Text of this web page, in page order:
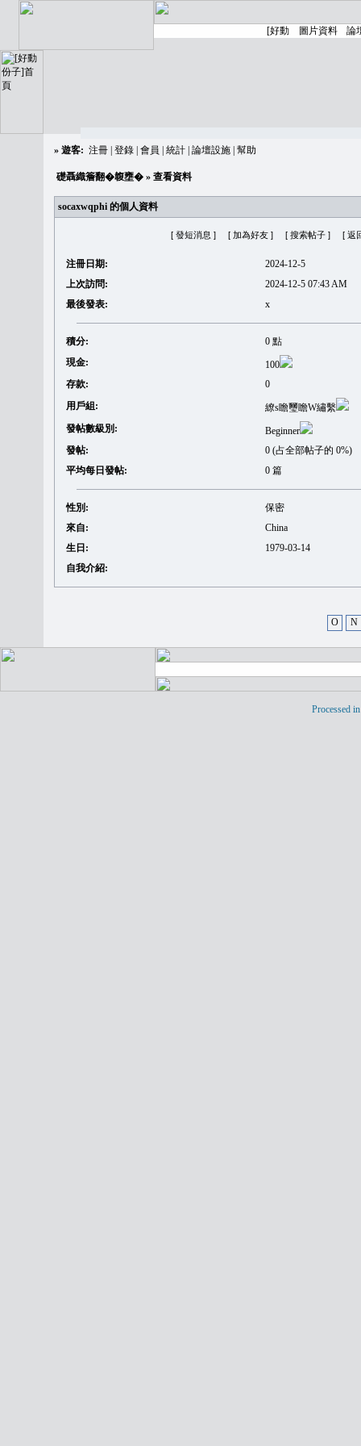
» 遊客: 注冊 登錄 會員 統計 論壇設施 幫助
礎聶織簷翻�䪖壅� » 查看資料
socaxwqphi 的個人資料
[ 發短消息 ] [ 加為好友 ] [ 搜索帖子 ] [ 返
注冊日期:
2024-12-5
上次訪問:
2024-12-5 07:43 AM
最後發表:
x
積分:
0 點
現金:
100
存款:
0
用戶組:
繚s瞻璽瞻W繡繫
發帖數級別:
Beginner
發帖:
0 (占全部帖子的 0%)
平均每日發帖:
0 篇
性別:
保密
來自:
China
生日:
1979-03-14
自我介紹:
O N
Processed